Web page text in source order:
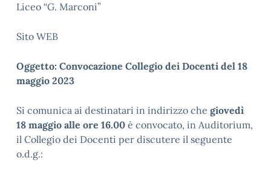
Liceo “G. Marconi”
Sito WEB
Oggetto: Convocazione Collegio dei Docenti del 18
maggio 2023
Si comunica ai destinatari in indirizzo che giovedì
18 maggio alle ore 16.00 è convocato, in Auditorium,
il Collegio dei Docenti per discutere il seguente
o.d.g.: